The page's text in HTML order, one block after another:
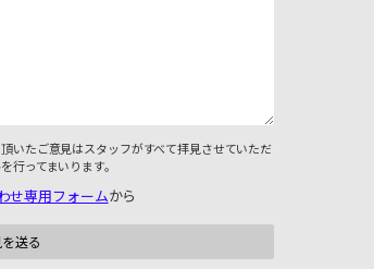
いたご意見はスタッフがすべて拝見させていただ
行ってまいります。
せ専用フォームから